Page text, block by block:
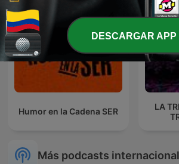
Humor en la Cadena SER
LA
Más podcasts
DESCARGAR APP